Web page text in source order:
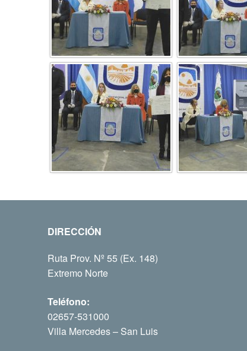
DIRECCIÓN
Ruta Prov. Nº 55 (Ex. 148)
Extremo Norte
Teléfono:
02657-531000
Villa Mercedes – San Luis